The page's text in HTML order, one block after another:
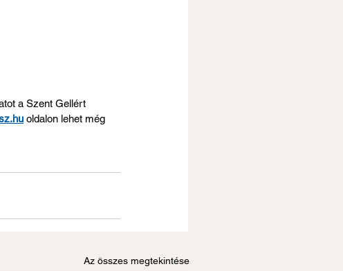
a Szent Gellért
oldalon lehet még
Az összes megtekintése